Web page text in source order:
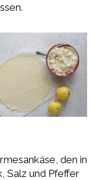
den in
Salz und Pfeffer